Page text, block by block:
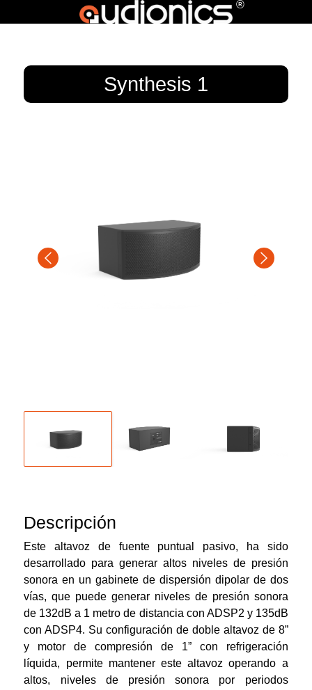
®
Synthesis 1
Descripción
Este altavoz de fuente puntual pasivo, ha sido
desarrollado para generar altos niveles de presión
sonora en un gabinete de dispersión dipolar de dos
vías, que puede generar niveles de presión sonora
de 132dB a 1 metro de distancia con ADSP2 y 135dB
con ADSP4. Su configuración de doble altavoz de 8”
y motor de compresión de 1” con refrigeración
líquida, permite mantener este altavoz operando a
altos, niveles de presión sonora por periodos